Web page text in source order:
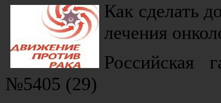
Как сделать
лечения
Российская
№5405 (29)